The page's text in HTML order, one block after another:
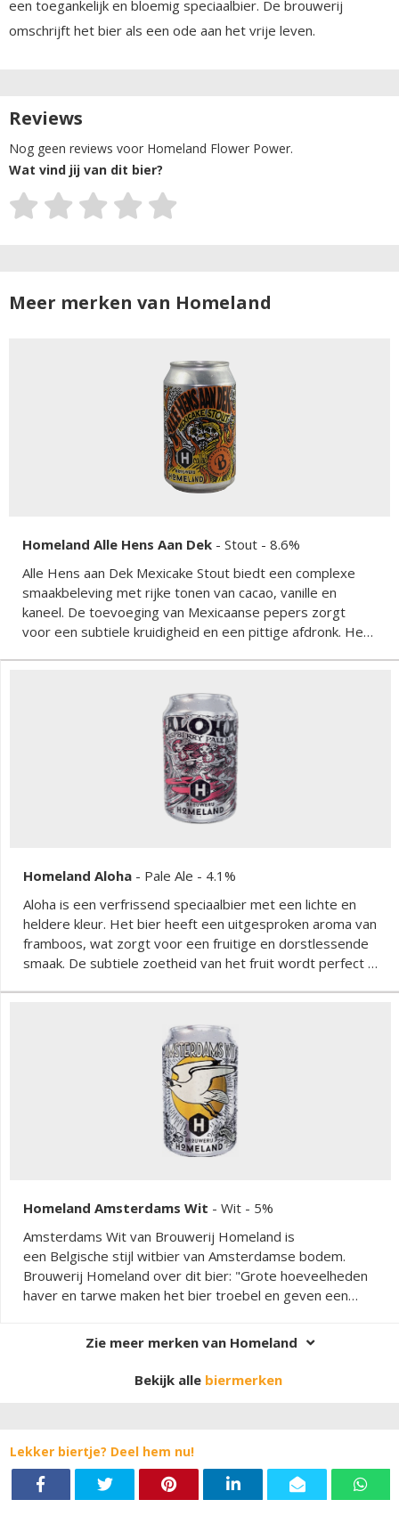
een toegankelijk en bloemig speciaalbier. De brouwerij
omschrijft het bier als een ode aan het vrije leven.
Reviews
Nog geen reviews voor Homeland Flower Power.
Wat vind jij van dit bier?
Meer merken van Homeland
Homeland Alle Hens Aan Dek - Stout - 8.6%
Alle Hens aan Dek Mexicake Stout biedt een complexe
smaakbeleving met rijke tonen van cacao, vanille en
kaneel. De toevoeging van Mexicaanse pepers zorgt
voor een subtiele kruidigheid en een pittige afdronk. Het
Homeland Aloha - Pale Ale - 4.1%
Aloha is een verfrissend speciaalbier met een lichte en
heldere kleur. Het bier heeft een uitgesproken aroma van
framboos, wat zorgt voor een fruitige en dorstlessende
smaak. De subtiele zoetheid van het fruit wordt perfect in
Ideaal voor warme zomerdagen of als begeleider bij een
Homeland Amsterdams Wit - Wit - 5%
Amsterdams Wit van Brouwerij Homeland is
een Belgische stijl witbier van Amsterdamse bodem.
Brouwerij Homeland over dit bier: "Grote hoeveelheden
haver en tarwe maken het bier troebel en geven een
door gebruik van een kleine hoeveelheid bitterhop. Loral
hop in de whirpool geeft een bloemig aroma. Dit wordt
gecomplementeerd met het gebruik van korianderzaad,
sinaasappelschil en citroenschil. Dit geeft een
Zie meer merken van Homeland
Bekijk alle biermerken
Lekker biertje? Deel hem nu!